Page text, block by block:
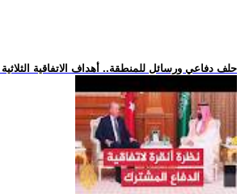
.. حلف دفاعي ورسائل للمنطقة.. أهداف الاتفاقية